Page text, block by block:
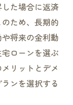
た場合に返済
ため、長期的
将来の金利動
ローンを選ぶ
リットとデメ
ンを選択する